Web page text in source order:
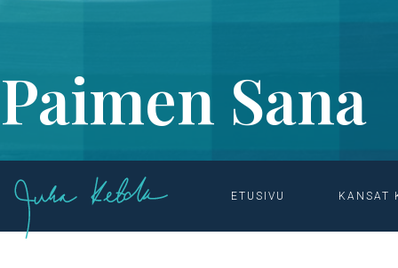
Paimen Sana
ETUSIVU KANSAT
ETUSIVU